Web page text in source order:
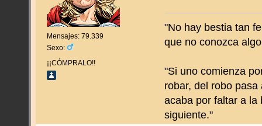
Mensajes: 79.339
Sexo:
¡¡CÓMPRALO!!
"No hay bestia tan
que no conozca
"Si uno comienza
robar, del robo
acaba por faltar a la
siguiente."